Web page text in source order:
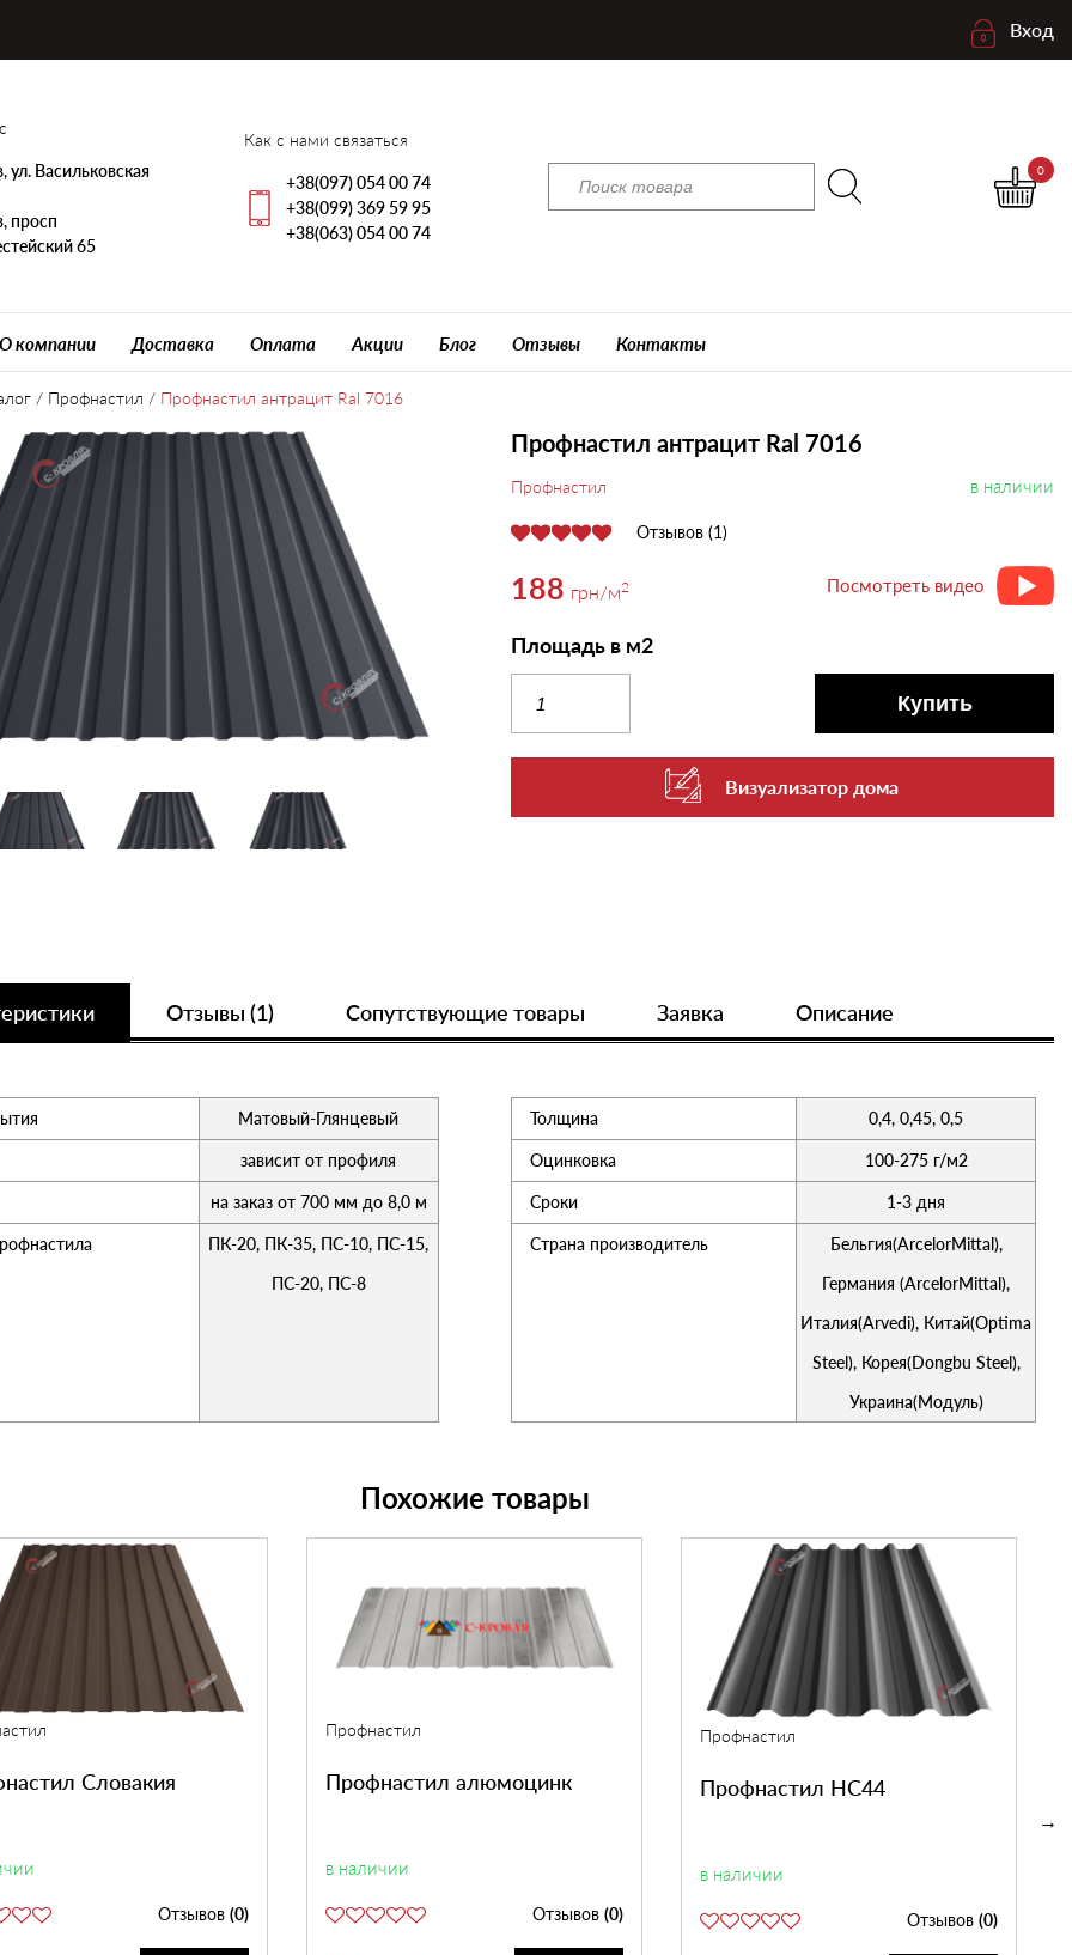
Вход
ул. Васильковская
просп
65
Как с нами связаться
+38(097) 054 00 74
+38(099) 369 59 95
+38(063) 054 00 74
0
О компании Доставка Оплата Акции Блог Отзывы Контакты
/ Профнастил / Профнастил антрацит Ral 7016
Профнастил антрацит Ral 7016
Профнастил в наличии
Отзывов (1)
188 грн/м2 Посмотреть видео
Площадь в м2
Купить
Визуализатор дома
Отзывы (1) Сопутствующие товары Заявка Описание
Матовый-Глянцевый Толщина 0,4, 0,45, 0,5
зависит от профиля Оцинковка 100-275 г/м2
на заказ от 700 мм до 8,0 м Сроки 1-3 дня
ПК-20, ПК-35, ПС-10, ПС-15,
ПС-20, ПС-8
Страна производитель
Бельгия(ArcelorMittal),
Германия (ArcelorMittal),
Италия(Arvedi), Китай(Optima
Steel), Корея(Dongbu Steel),
Украина(Модуль)
Похожие товары
Словакия
Отзывов (0)
Профнастил
Профнастил алюмоцинк
в наличии
Отзывов (0)
Профнастил
Профнастил НС44
в наличии
Отзывов (0)